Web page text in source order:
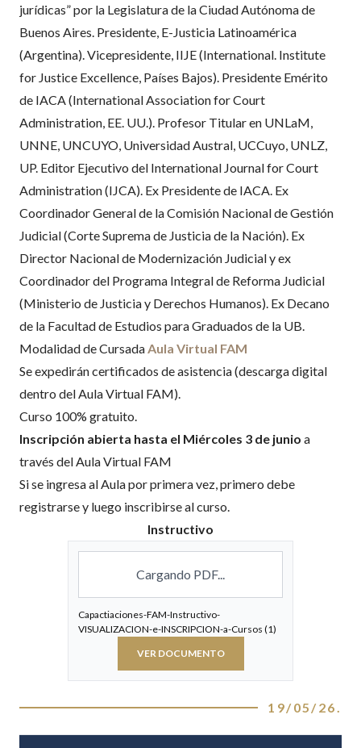
jurídicas” por la Legislatura de la Ciudad Autónoma de
Buenos Aires. Presidente, E-Justicia Latinoamérica
(Argentina). Vicepresidente, IIJE (International. Institute
for Justice Excellence, Países Bajos). Presidente Emérito
de IACA (International Association for Court
Administration, EE. UU.). Profesor Titular en UNLaM,
UNNE, UNCUYO, Universidad Austral, UCCuyo, UNLZ,
UP. Editor Ejecutivo del International Journal for Court
Administration (IJCA). Ex Presidente de IACA. Ex
Coordinador General de la Comisión Nacional de Gestión
Judicial (Corte Suprema de Justicia de la Nación). Ex
Director Nacional de Modernización Judicial y ex
Coordinador del Programa Integral de Reforma Judicial
(Ministerio de Justicia y Derechos Humanos). Ex Decano
de la Facultad de Estudios para Graduados de la UB.
Modalidad de Cursada Aula Virtual FAM
Se expedirán certificados de asistencia (descarga digital
dentro del Aula Virtual FAM).
Curso 100% gratuito.
Inscripción abierta hasta el Miércoles 3 de junio a
través del Aula Virtual FAM
Si se ingresa al Aula por primera vez, primero debe
registrarse y luego inscribirse al curso.
Instructivo
Cargando PDF...
Capactiaciones-FAM-Instructivo-
VISUALIZACION-e-INSCRIPCION-a-Cursos (1)
VER DOCUMENTO
19/05/26